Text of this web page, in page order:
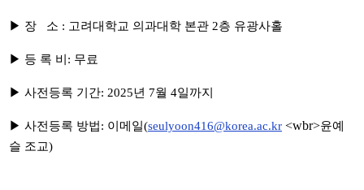
▶ 장 소 : 고려대학교 의과대학 본관 2층 유광사홀
▶ 등 록 비: 무료
▶ 사전등록 기간: 2025년 7월 4일까지
▶ 사전등록 방법: 이메일(seulyoon416@korea.ac.kr <wbr>윤예
슬 조교)